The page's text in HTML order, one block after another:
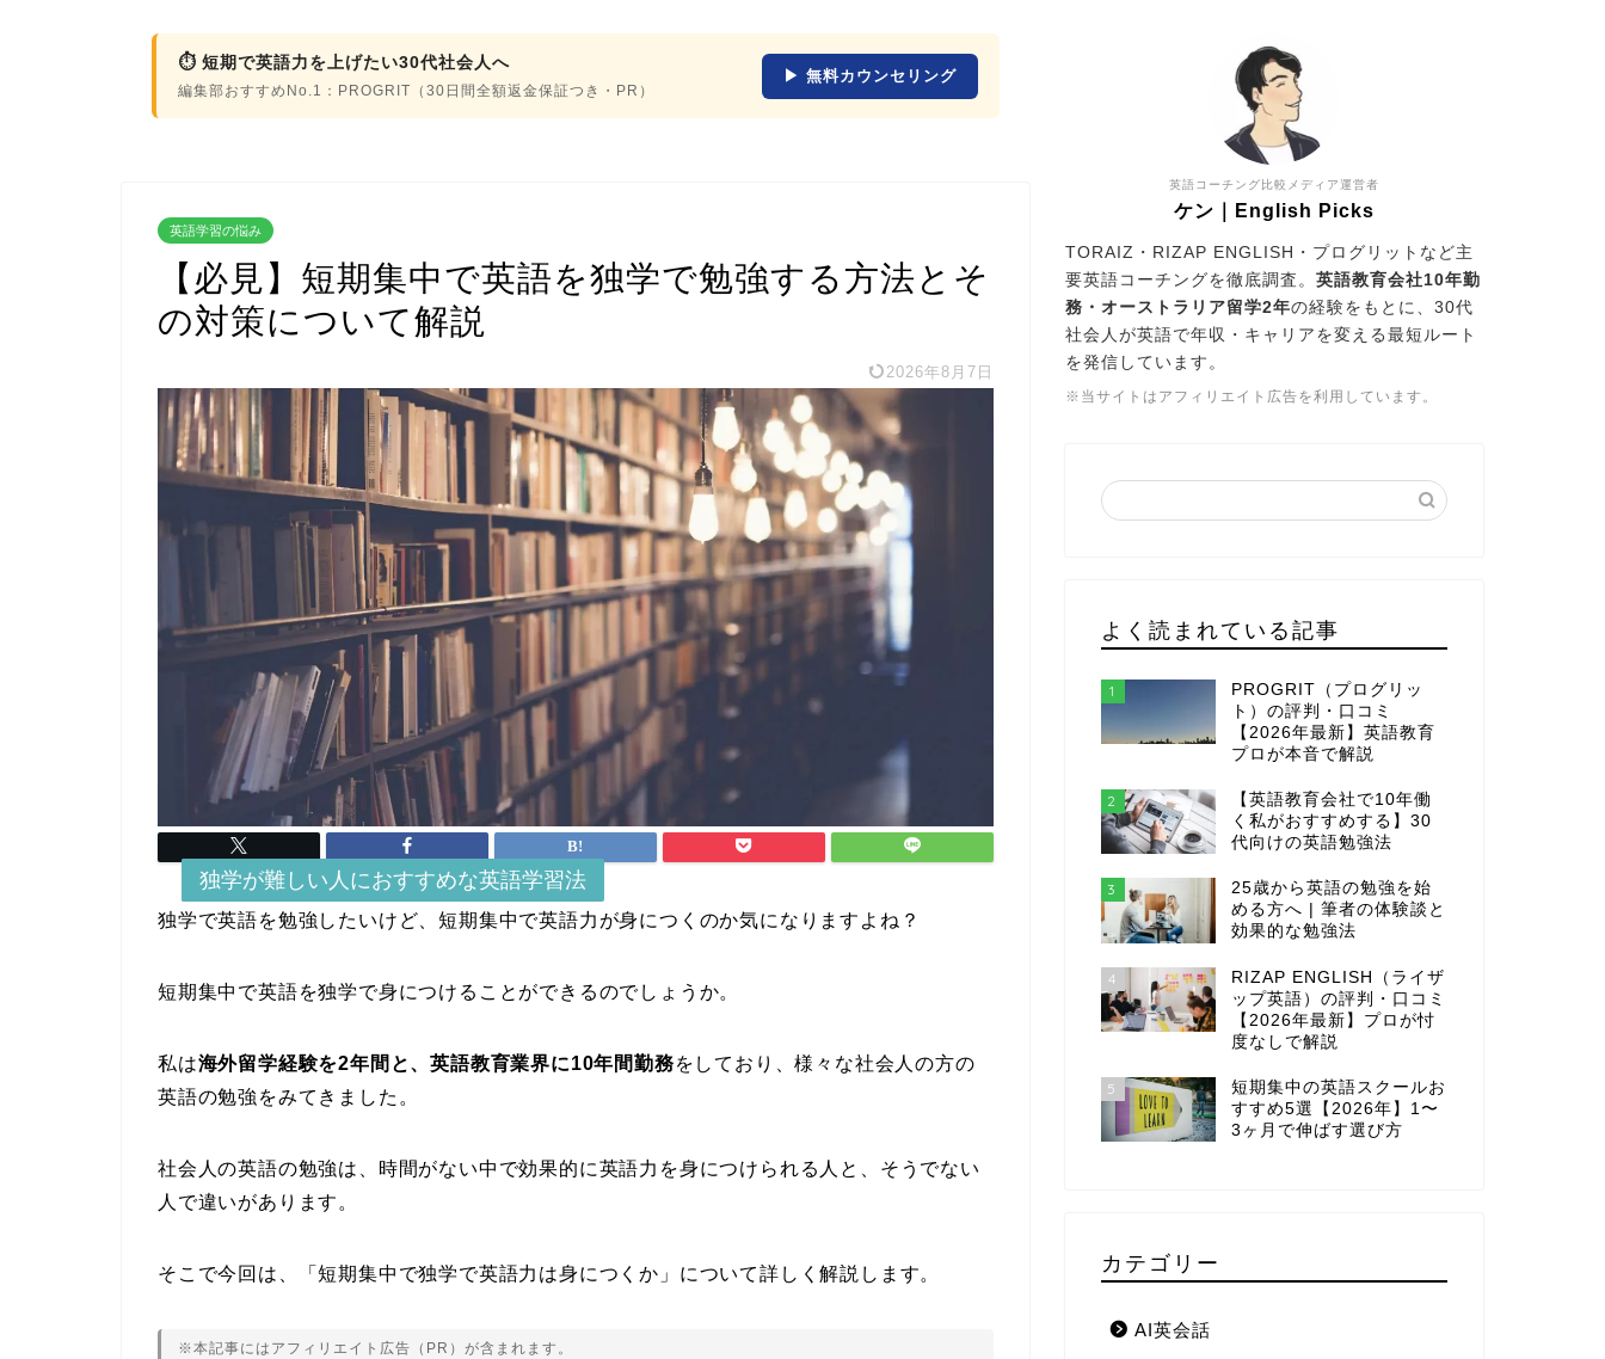
⏱ 短期で英語力を上げたい30代社会人へ
編集部おすすめNo.1：PROGRIT（30日間全額返金保証つき・PR）
▶ 無料カウンセリング
英語学習の悩み
【必見】短期集中で英語を独学で勉強する方法とそ
の対策について解説
2026年8月7日
独学で英語を勉強したいけど、短期集中で英語力が身につくのか気になりますよね？
短期集中で英語を独学で身につけることができるのでしょうか。
私は海外留学経験を2年間と、英語教育業界に10年間勤務をしており、様々な社会人の方の
英語の勉強をみてきました。
社会人の英語の勉強は、時間がない中で効果的に英語力を身につけられる人と、そうでない
人で違いがあります。
そこで今回は、「短期集中で独学で英語力は身につくか」について詳しく解説します。
※本記事にはアフィリエイト広告（PR）が含まれます。
独学におすすめの英語学習法
独学が難しい人におすすめな英語学習法
英語コーチング比較メディア運営者
ケン｜English Picks
TORAIZ・RIZAP ENGLISH・プログリットなど主
要英語コーチングを徹底調査。 英語教育会社10年勤
務・オーストラリア留学2年の経験をもとに、30代
社会人が英語で年収・キャリアを変える最短ルート
を発信しています。
※当サイトはアフィリエイト広告を利用しています。
よく読まれている記事
1
PROGRIT（プログリッ
ト）の評判・口コミ
【2026年最新】英語教育
プロが本音で解説
2
【英語教育会社で10年働
く私がおすすめする】30
代向けの英語勉強法
3
25歳から英語の勉強を始
める方へ | 筆者の体験談と
効果的な勉強法
4
RIZAP ENGLISH（ライザ
ップ英語）の評判・口コミ
【2026年最新】プロが忖
度なしで解説
5
短期集中の英語スクールお
すすめ5選【2026年】1〜
3ヶ月で伸ばす選び方
カテゴリー
AI英会話